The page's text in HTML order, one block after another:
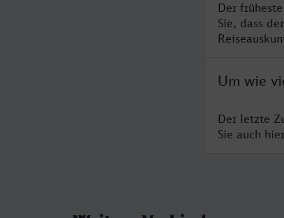
Der
Sie, dass
Um wie
Der letzte
Sie auch